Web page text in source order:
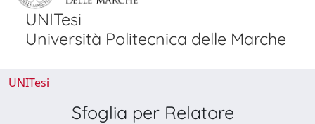
UNITesi
Università Politecnica delle Marche
UNITesi
Sfoglia per Relatore